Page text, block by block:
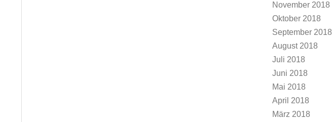
November 2018
Oktober 2018
September 2018
August 2018
Juli 2018
Juni 2018
Mai 2018
April 2018
März 2018